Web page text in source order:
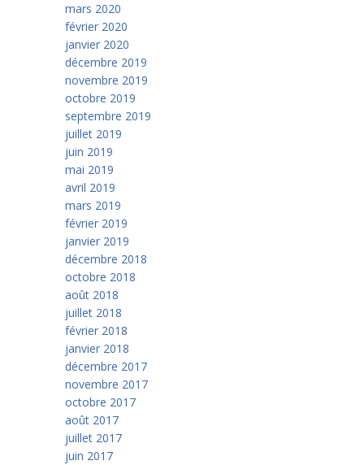
mars 2020
février 2020
janvier 2020
décembre 2019
novembre 2019
octobre 2019
septembre 2019
juillet 2019
juin 2019
mai 2019
avril 2019
mars 2019
février 2019
janvier 2019
décembre 2018
octobre 2018
août 2018
juillet 2018
février 2018
janvier 2018
décembre 2017
novembre 2017
octobre 2017
août 2017
juillet 2017
juin 2017